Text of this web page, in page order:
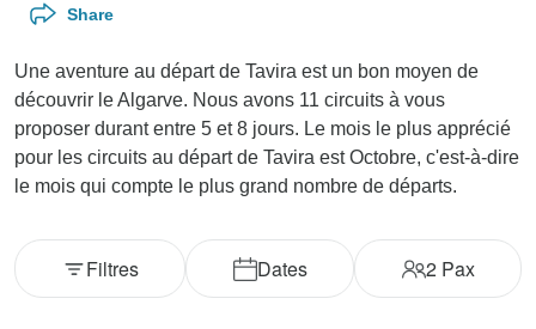
Share
Une aventure au départ de Tavira est un bon moyen de
découvrir le Algarve. Nous avons 11 circuits à vous
proposer durant entre 5 et 8 jours. Le mois le plus apprécié
pour les circuits au départ de Tavira est Octobre, c'est-à-dire
le mois qui compte le plus grand nombre de départs.
Dates 2Pax
Filtres